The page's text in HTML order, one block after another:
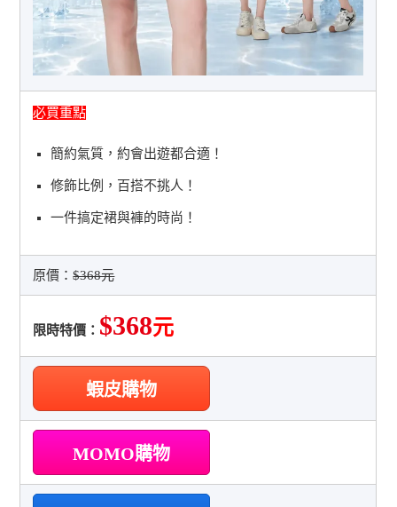
必買重點
簡約氣質，約會出遊都合適！
修飾比例，百搭不挑人！
一件搞定裙與褲的時尚！
原價：$368元
限時特價： $368元
蝦皮購物
MOMO購物